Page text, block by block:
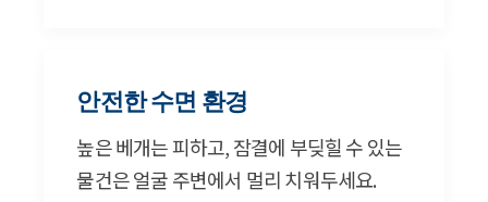
안전한 수면 환경
높은 베개는 피하고, 잠결에 부딪힐 수 있는
물건은 얼굴 주변에서 멀리 치워두세요.